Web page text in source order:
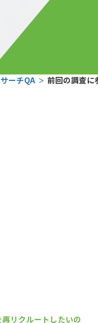
ーチQA 前回の調査に
リクルートしたいの